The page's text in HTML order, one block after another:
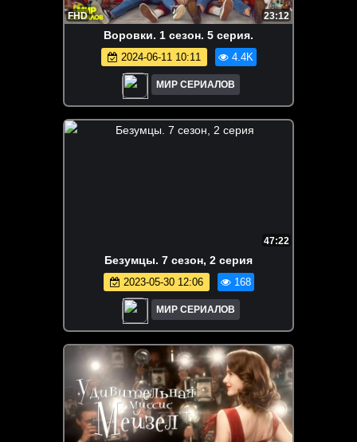
FHD 23:12
Воровки. 1 сезон. 5 серия.
2024-06-11 10:11 4.4K
МИР СЕРИАЛОВ
47:22
Бeзyмцы. 7 сезон, 2 серия
2023-05-30 12:06 168
МИР СЕРИАЛОВ